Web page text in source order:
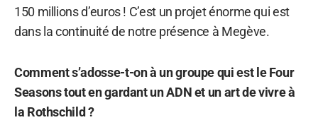
150 millions d’euros ! C’est un projet énorme qui est
dans la continuité de notre présence à Megève.
Comment s’adosse-t-on à un groupe qui est le Four
Seasons tout en gardant un ADN et un art de vivre à
la Rothschild ?